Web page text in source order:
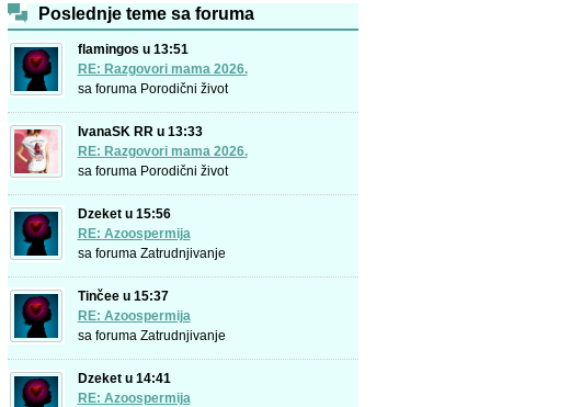
Poslednje teme sa foruma
flamingos u 13:51
RE: Razgovori mama 2026.
sa foruma Porodični život
IvanaSK RR u 13:33
RE: Razgovori mama 2026.
sa foruma Porodični život
Dzeket u 15:56
RE: Azoospermija
sa foruma Zatrudnjivanje
Tinčee u 15:37
RE: Azoospermija
sa foruma Zatrudnjivanje
Dzeket u 14:41
RE: Azoospermija